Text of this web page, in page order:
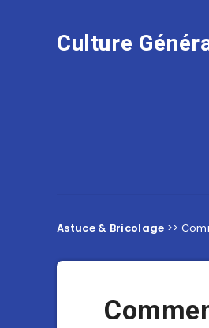
Culture
Astuce & Bricolage >>